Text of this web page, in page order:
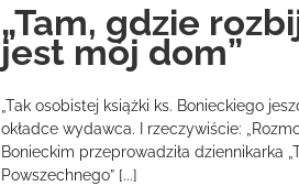
„Tam, gdzie
jest mój dom”
„Tak osobistej książki ks. Bonieckiego
okładce wydawca. I rzeczywiście:
Bonieckim przeprowadziła dziennikarka
Powszechnego” [...]